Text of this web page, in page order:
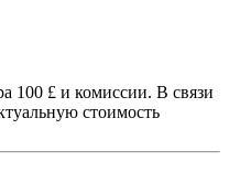
100 £ и комиссии. В связи
стоимость